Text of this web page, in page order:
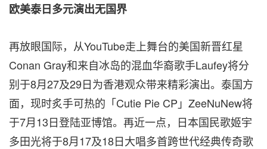
欧美泰日多元演出无国界
再放眼国际，从YouTube走上舞台的美国新晋红星
Conan Gray和来自冰岛的混血华裔歌手Laufey将分
别于8月27及29日为香港观众带来精彩演出。泰国方
面，现时炙手可热的「Cutie Pie CP」ZeeNuNew将
于7月13日登陆亚博馆。再近一点，日本国民歌姬宇
多田光将于8月17及18日大唱多首跨世代经典传奇歌